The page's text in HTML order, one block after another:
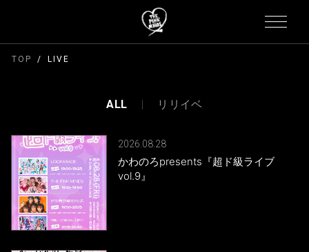
TOP LIVE
ALL リリイベ
2026.08.28
かわのろpresents『超ド級ライブ
vol.9』